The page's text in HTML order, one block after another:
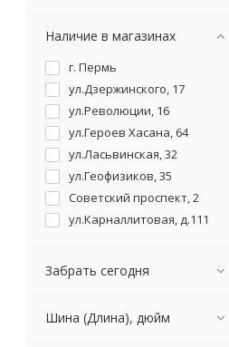
Наличие в магазинах
г. Пермь
ул.Дзержинского, 17
ул.Революции, 16
ул.Героев Хасана, 64
ул.Ласьвинская, 32
ул.Геофизиков, 35
Советский проспект, 2
ул.Карналлитовая, д.111
Забрать сегодня
Шина (Длина), дюйм